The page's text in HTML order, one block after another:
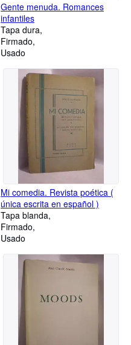
Gente menuda. Romances
infantiles
Tapa dura
Firmado
Usado
Mi comedia. Revista poética (
única escrita en español )
Tapa blanda
Firmado
Usado